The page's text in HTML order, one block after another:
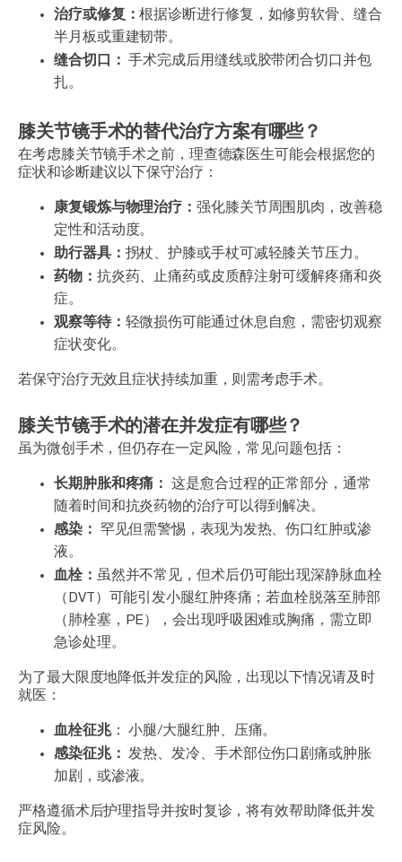
治疗或修复：根据诊断进行修复，如修剪软骨、缝合
半月板或重建韧带。
缝合切口： 手术完成后用缝线或胶带闭合切口并包
扎。
膝关节镜手术的替代治疗方案有哪些？
在考虑膝关节镜手术之前，理查德森医生可能会根据您的
症状和诊断建议以下保守治疗：
康复锻炼与物理治疗： 强化膝关节周围肌肉，改善稳
定性和活动度。
助行器具： 拐杖、护膝或手杖可减轻膝关节压力。
药物： 抗炎药、止痛药或皮质醇注射可缓解疼痛和炎
症。
观察等待： 轻微损伤可能通过休息自愈，需密切观察
症状变化。
若保守治疗无效且症状持续加重，则需考虑手术。
膝关节镜手术的潜在并发症有哪些？
虽为微创手术，但仍存在一定风险，常见问题包括：
长期肿胀和疼痛：
这是愈合过程的正常部分，通常
随着时间和抗炎药物的治疗可以得到解决。
感染：
罕见但需警惕，表现为发热、伤口红肿或渗
液。
血栓： 虽然并不常见，但术后仍可能出现深静脉血栓
（DVT）可能引发小腿红肿疼痛；若血栓脱落至肺部
（肺栓塞，PE），会出现呼吸困难或胸痛，需立即
急诊处理。
为了最大限度地降低并发症的风险，出现以下情况请及时
就医：
血栓征兆： 小腿/大腿红肿、压痛。
感染征兆： 发热、发冷、手术部位伤口剧痛或肿胀
加剧，或渗液。
严格遵循术后护理指导并按时复诊，将有效帮助降低并发
症风险。